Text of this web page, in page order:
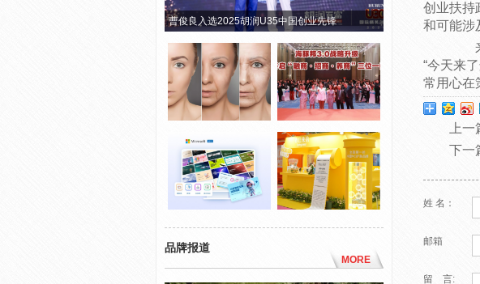
曹俊良入选2025胡润U35中国创业先锋
品牌报道
MORE
创业扶持
和可能涉
来
“今天来
常用心在
上一
下一
姓 名：
邮箱
留 言: